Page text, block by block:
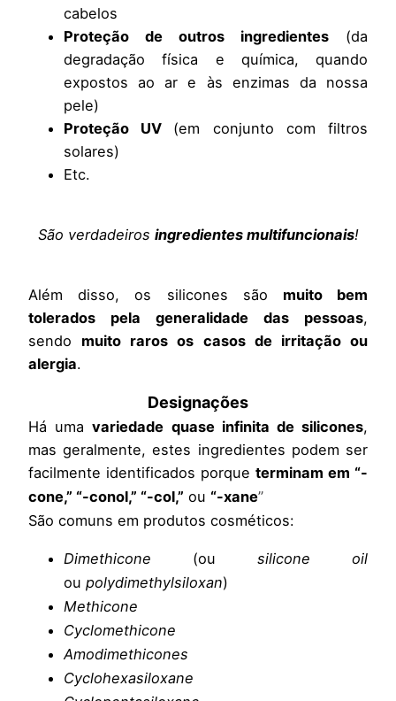
cabelos
Proteção de outros ingredientes (da
degradação física e química, quando
expostos ao ar e às enzimas da nossa
pele)
Proteção UV (em conjunto com filtros
solares)
Etc.
São verdadeiros ingredientes multifuncionais!
Além disso, os silicones são muito bem
tolerados pela generalidade das pessoas,
sendo muito raros os casos de irritação ou
alergia.
Designações
Há umavariedade quase infinita de silicones,
mas geralmente, estes ingredientes podem ser
facilmente identificados porque terminam em “-
cone,” “-conol,” “-col,” ou “-xane”
São comuns em produtos cosméticos:
Dimethicone (ou silicone oil
ou polydimethylsiloxan)
Methicone
Cyclomethicone
Amodimethicones
Cyclohexasiloxane